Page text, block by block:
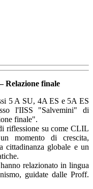
Relazione finale
5 A SU, 4A ES e 5A ES
l'IISS "Salvemini" di
finale".
riflessione su come CLIL
momento di crescita,
cittadinanza globale e un
relazionato in lingua
guidate dalle Proff.